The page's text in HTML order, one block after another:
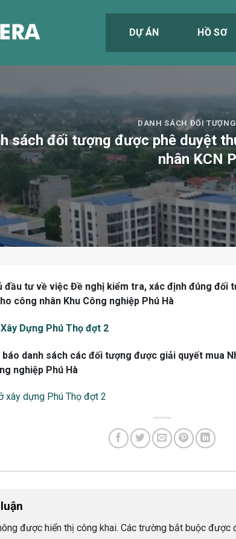
DỰ ÁN HỒ SƠ
DANH SÁCH ĐỐI
sách đối tượng được phê duyệt
nhân KCN
đầu tư về việc Đề nghị kiểm tra, xác định đúng đối
công nhân Khu Công nghiệp Phú Hà
Dựng Phú Thọ đợt 2
danh sách các đối tượng được giải quyết mua
nghiệp Phú Hà
xây dựng Phú Thọ đợt 2
được hiển thị công khai. Các trường bắt buộc được